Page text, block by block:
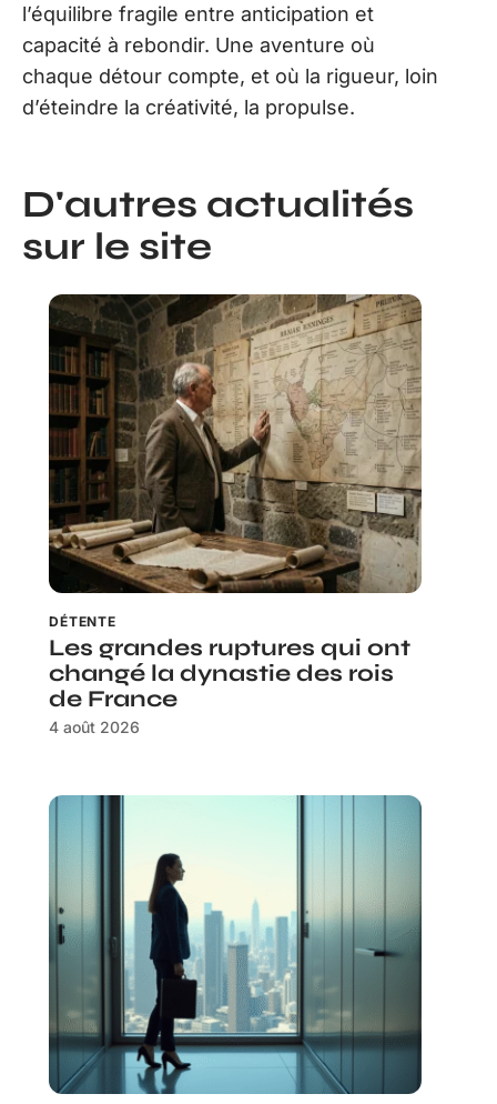
l’équilibre fragile entre anticipation et
capacité à rebondir. Une aventure où
chaque détour compte, et où la rigueur, loin
d’éteindre la créativité, la propulse.
D'autres actualités
sur le site
DÉTENTE
Les grandes ruptures qui ont
changé la dynastie des rois
de France
4 août 2026